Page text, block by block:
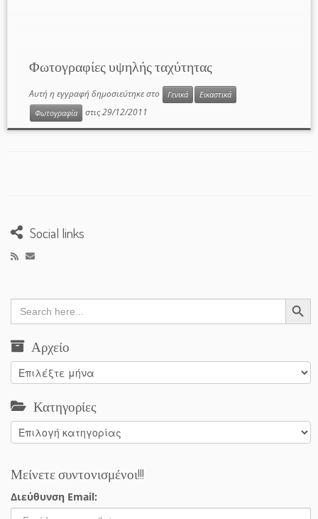
δυνατότητες της φωτογραφικής του μηχανής.
Φωτογραφίες υψηλής ταχύτητας
Αυτή η εγγραφή δημοσιεύτηκε στο Γενικά
Εικαστικά
Φωτογραφία
στις29/12/2011
Social links
Search
for:
Search Button
Αρχείο
Αρχείο
Κατηγορίες
Κατηγορίες
Μείνετε συντονισμένοι!!!
Διεύθυνση Email: